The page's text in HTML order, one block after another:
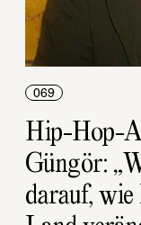
069
Hip-Hop-
Güngör:
darauf,